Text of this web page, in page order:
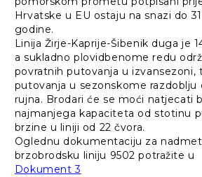
Hrvatske u EU ostaju na snazi do
godine.
Linija Žirje-Kaprije-Šibenik duga je
a sukladno plovidbenome redu
povratnih putovanja u izvansezoni,
putovanja u sezonskome razdoblju
rujna. Brodari će se moći natjecati
najmanjega kapaciteta od stotinu
brzine u liniji od 22 čvora.
Oglednu dokumentaciju za
brzobrodsku liniju 9502 potražite u
Dokument 3